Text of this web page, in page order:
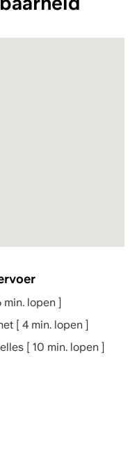
lopen ]
[ 4 min. lopen ]
[ 10 min. lopen ]